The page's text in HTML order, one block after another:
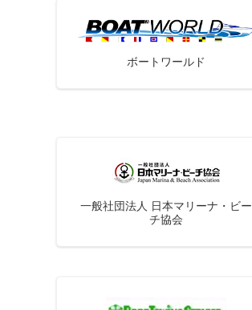
ボートワールド
一般社団法人 日本マリーナ・ビー
チ協会